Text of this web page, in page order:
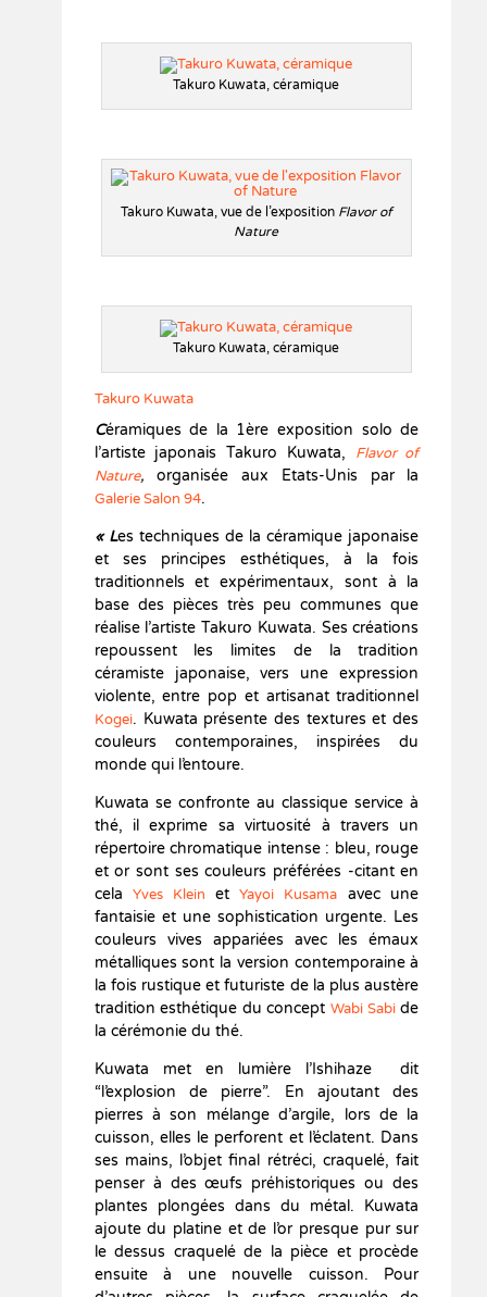
Takuro Kuwata, céramique
Takuro Kuwata, vue de l’exposition Flavor of
Nature
Takuro Kuwata, céramique
Takuro Kuwata
Céramiques de la 1ère exposition solo de
l’artiste japonais Takuro Kuwata,
Flavor of
Nature,organisée aux Etats-Unis par la
Galerie Salon 94.
« Les techniques de la céramique japonaise
et ses principes esthétiques, à la fois
traditionnels et expérimentaux, sont à la
base des pièces très peu communes que
réalise l’artiste Takuro Kuwata. Ses créations
repoussent les limites de la tradition
céramiste japonaise, vers une expression
violente, entre pop et artisanat traditionnel
Kogei. Kuwata présente des textures et des
couleurs contemporaines, inspirées du
monde qui l’entoure.
Kuwata se confronte au classique service à
thé, il exprime sa virtuosité à travers un
répertoire chromatique intense : bleu, rouge
et or sont ses couleurs préférées -citant en
celaYves Klein etYayoi Kusamaavec une
fantaisie et une sophistication urgente. Les
couleurs vives appariées avec les émaux
métalliques sont la version contemporaine à
la fois rustique et futuriste de la plus austère
tradition esthétique du conceptWabi Sabide
la cérémonie du thé.
Kuwata met en lumière l’Ishihaze dit
“l’explosion de pierre”. En ajoutant des
pierres à son mélange d’argile, lors de la
cuisson, elles le perforent et l’éclatent. Dans
ses mains, l’objet final rétréci, craquelé, fait
penser à des œufs préhistoriques ou des
plantes plongées dans du métal. Kuwata
ajoute du platine et de l’or presque pur sur
le dessus craquelé de la pièce et procède
ensuite à une nouvelle cuisson. Pour